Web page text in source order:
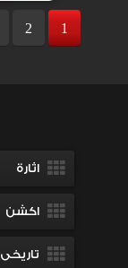
1
2
اثارة
اكشن
تاريخى